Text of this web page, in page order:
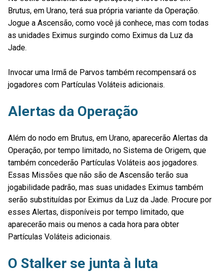
Brutus, em Urano, terá sua própria variante da Operação.
Jogue a Ascensão, como você já conhece, mas com todas
as unidades Eximus surgindo como Eximus da Luz da
Jade.
Invocar uma Irmã de Parvos também recompensará os
jogadores com Partículas Voláteis adicionais.
Alertas da Operação
Além do nodo em Brutus, em Urano, aparecerão Alertas da
Operação, por tempo limitado, no Sistema de Origem, que
também concederão Partículas Voláteis aos jogadores.
Essas Missões que não são de Ascensão terão sua
jogabilidade padrão, mas suas unidades Eximus também
serão substituídas por Eximus da Luz da Jade. Procure por
esses Alertas, disponíveis por tempo limitado, que
aparecerão mais ou menos a cada hora para obter
Partículas Voláteis adicionais.
O Stalker se junta à luta